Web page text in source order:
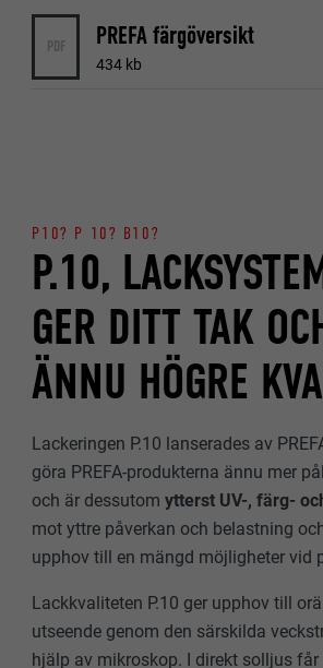
PDF PREFA färgöversikt
434 kb
P.10,
GER DITT TAK
ÄNNU HÖGRE
P10? P 10? B10?
Lackeringen P.10 lanserades av
göra PREFA-produkterna ännu mer
och är dessutomytterst UV-, färg-
mot yttre påverkan och belastning
upphov till en mängd möjligheter vid
Lackkvaliteten P.10 ger upphov till
utseende genom den särskilda
hjälp av mikroskop. I direkt solljus